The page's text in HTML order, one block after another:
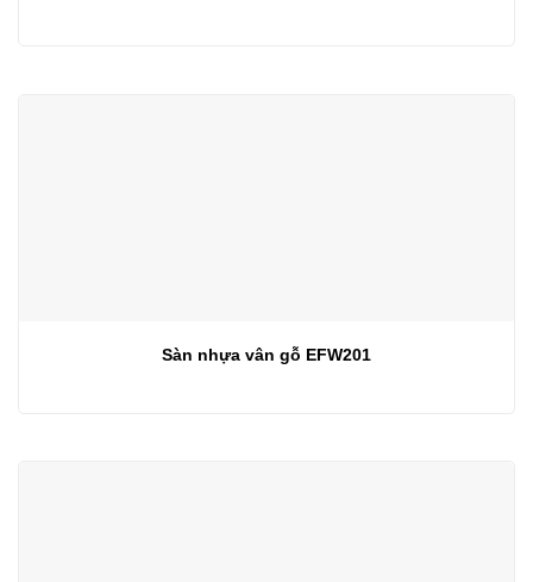
Sàn nhựa vân gỗ EFW201